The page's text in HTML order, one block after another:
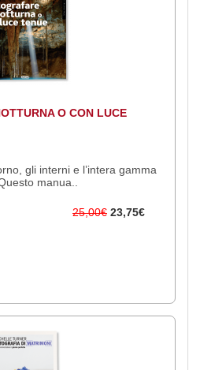
O CON LUCE
gli interni e l’intera gamma
manua..
25,00€ 23,75€